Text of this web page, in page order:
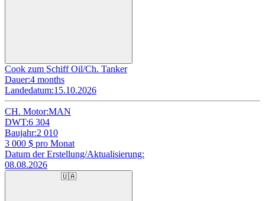
Cook zum Schiff Oil/Ch. Tanker
Dauer:4 months
Landedatum:15.10.2026
CH. Motor:MAN
DWT:6 304
Baujahr:2 010
3 000 $ pro Monat
Datum der Erstellung/Aktualisierung:
08.08.2026
🇺🇦